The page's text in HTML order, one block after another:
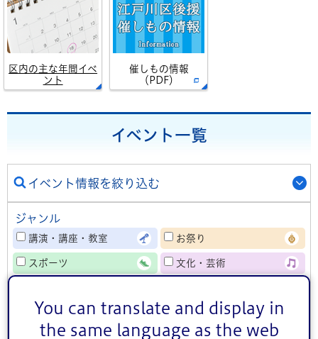
You can translate and display in
the same language as the web
区内の主な年間イベ
ント
催しもの情報
（PDF）
イベント一覧
イベント情報を絞り込む
ジャンル
講演・講座・教室 お祭り
スポーツ 文化・芸術
その他